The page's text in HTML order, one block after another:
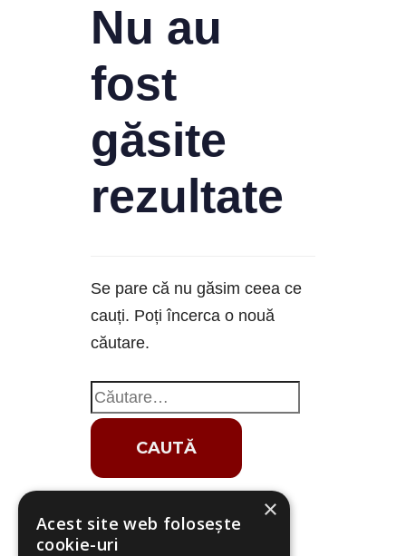
Nu au
fost
găsite
rezultate
Se pare că nu găsim ceea ce
cauți. Poți încerca o nouă
căutare.
×
Acest site web folosește
cookie-uri